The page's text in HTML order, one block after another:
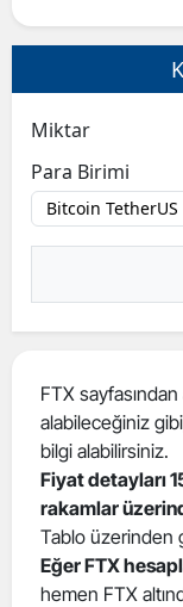
Miktar
Para Birimi
FTX sayfasından
alabileceğiniz
bilgi alabilirsiniz.
Fiyat detayları
rakamlar
Tablo üzerinden
Eğer FTX
hemen FTX